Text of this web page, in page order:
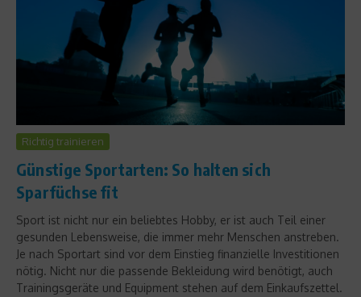
Richtig trainieren
Günstige Sportarten: So halten sich
Sparfüchse fit
Sport ist nicht nur ein beliebtes Hobby, er ist auch Teil einer
gesunden Lebensweise, die immer mehr Menschen anstreben.
Je nach Sportart sind vor dem Einstieg finanzielle Investitionen
nötig. Nicht nur die passende Bekleidung wird benötigt, auch
Trainingsgeräte und Equipment stehen auf dem Einkaufszettel.